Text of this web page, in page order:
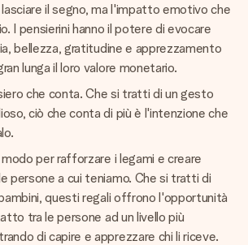
il segno, ma l'impatto emotivo che
I pensierini hanno il potere di evocare
bellezza, gratitudine e apprezzamento
lunga il loro valore monetario.
che conta. Che si tratti di un gesto
ciò che conta di più è l'intenzione che
modo per rafforzare i legami e creare
persone a cui teniamo. Che si tratti di
questi regali offrono l'opportunità
tra le persone ad un livello più
di capire e apprezzare chi li riceve.